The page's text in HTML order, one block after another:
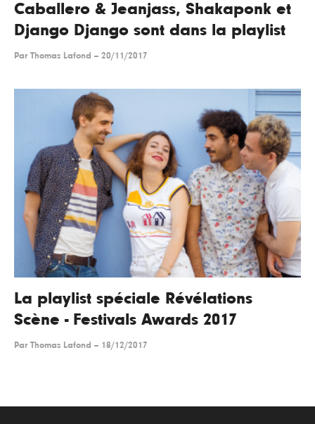
Caballero & Jeanjass, Shakaponk et
Django Django sont dans la playlist
Par Thomas Lafond -- 20/11/2017
La playlist spéciale Révélations
Scène - Festivals Awards 2017
Par Thomas Lafond -- 18/12/2017